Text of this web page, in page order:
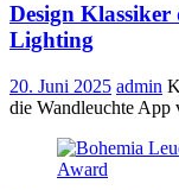
Design Klassiker
Lighting
20. Juni 2025 admin
die Wandleuchte